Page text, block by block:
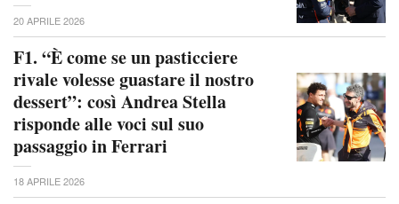
20 APRILE 2026
F1. “È come se un pasticciere
rivale volesse guastare il nostro
dessert”: così Andrea Stella
risponde alle voci sul suo
passaggio in Ferrari
18 APRILE 2026